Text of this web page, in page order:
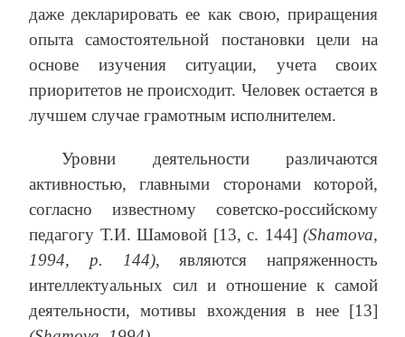
даже декларировать ее как свою, приращения
опыта самостоятельной постановки цели на
основе изучения ситуации, учета своих
приоритетов не происходит. Человек остается в
лучшем случае грамотным исполнителем.
Уровни деятельности различаются
активностью, главными сторонами которой,
согласно известному советско-российскому
педагогу Т.И. Шамовой [13, с. 144] (Shamova,
1994, р. 144), являются напряженность
интеллектуальных сил и отношение к самой
деятельности, мотивы вхождения в нее [13]